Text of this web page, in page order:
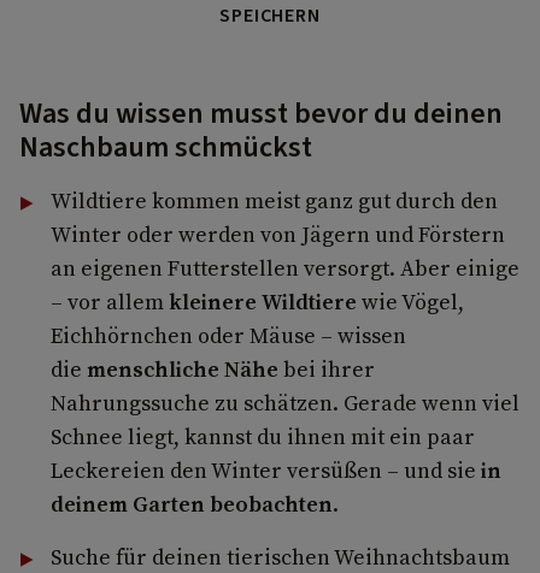
SPEICHERN
Was du wissen musst bevor du deinen
Naschbaum schmückst
Wildtiere kommen meist ganz gut durch den
Winter oder werden von Jägern und Förstern
an eigenen Futterstellen versorgt. Aber einige
– vor allemkleinere Wildtiere wie Vögel,
Eichhörnchen oder Mäuse – wissen
die menschliche Nähe bei ihrer
Nahrungssuche zu schätzen. Gerade wenn viel
Schnee liegt, kannst du ihnen mit ein paar
Leckereien den Winter versüßen – und sie in
deinem Garten beobachten.
Suche für deinen tierischen Weihnachtsbaum